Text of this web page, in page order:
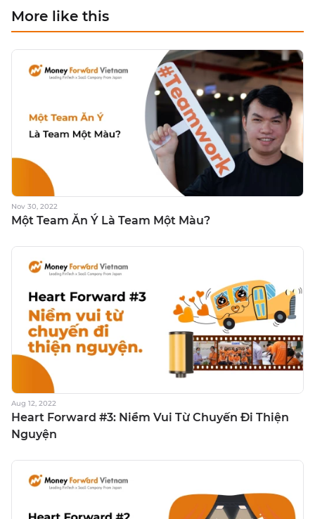
More like this
Nov 30, 2022
Một Team Ăn Ý Là Team Một Màu?
Aug 12, 2022
Heart Forward #3: Niềm Vui Từ Chuyến Đi Thiện
Nguyện